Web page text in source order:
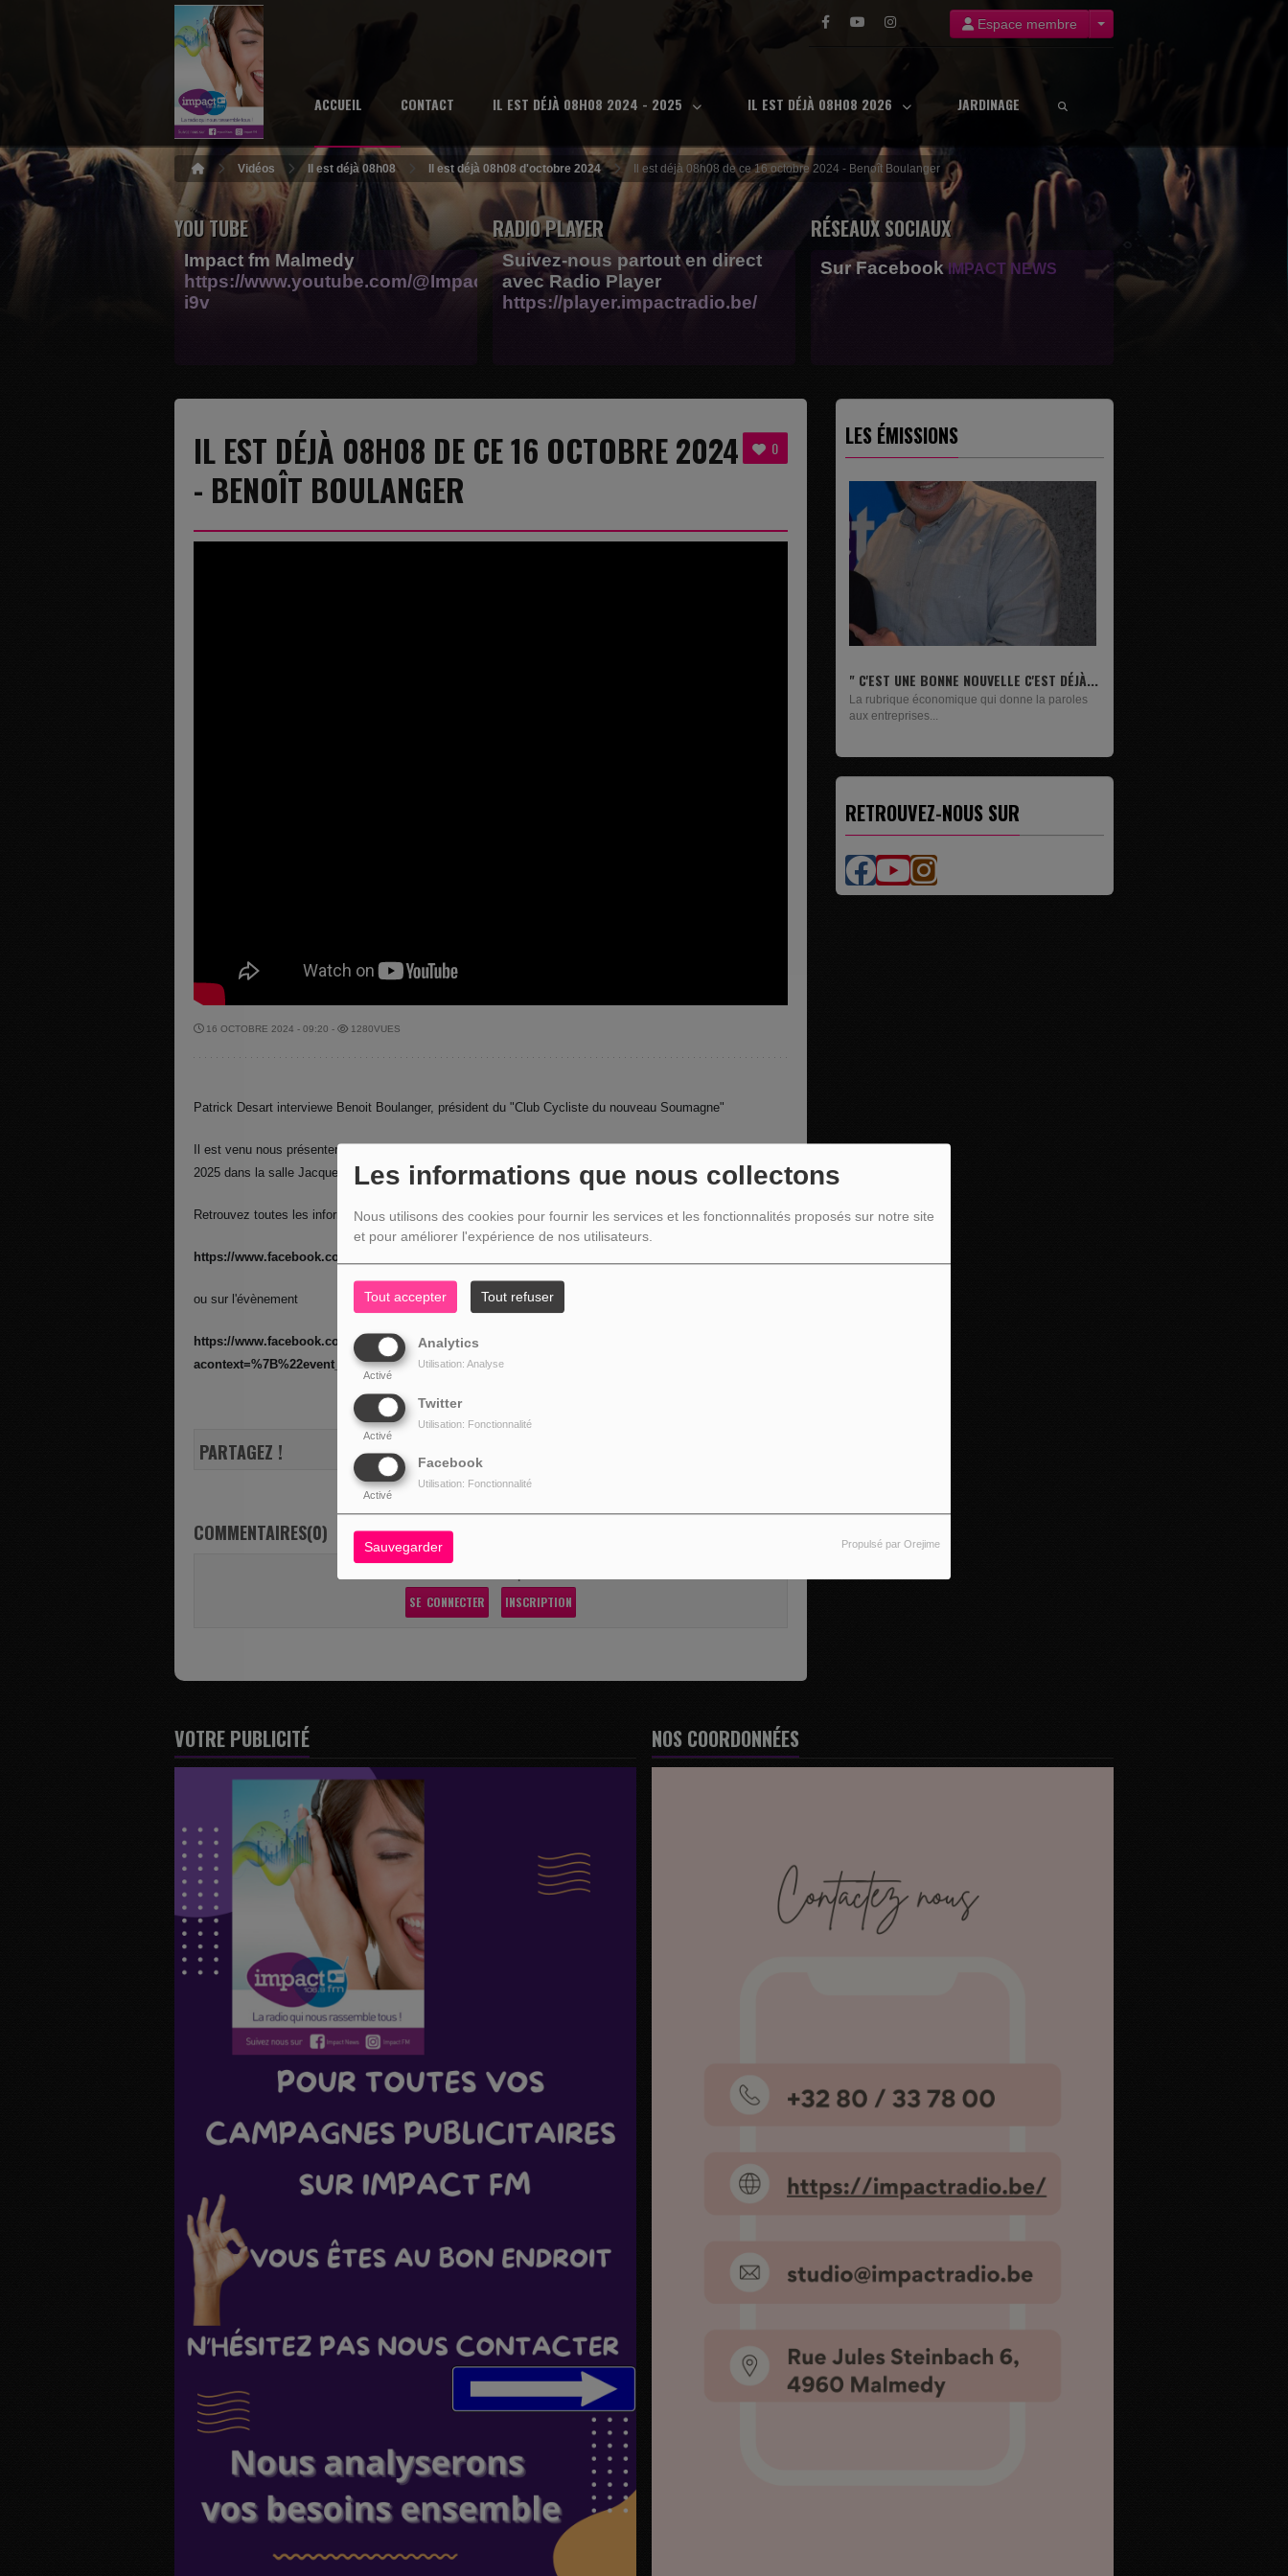
Les informations que nous collectons
Nous utilisons des cookies pour fournir les services et les fonctionnalités proposés sur notre site
et pour améliorer l'expérience de nos utilisateurs.
Tout accepter Tout refuser
Analytics
Activé
Utilisation: Analyse
Twitter
Activé
Utilisation: Fonctionnalité
Facebook
Activé
Utilisation: Fonctionnalité
Sauvegarder Propulsé par Orejime
Espace membre
ACCUEIL CONTACT IL EST DÉJÀ 08H08 2024 - 2025 IL EST DÉJÀ 08H08 2026 JARDINAGE
Vidéos Il est déjà 08h08 Il est déjà 08h08 d'octobre 2024 Il est déjà 08h08 de ce 16 octobre 2024 - Benoît Boulanger
YOU TUBE
Impact fm Malmedy
https://www.youtube.com/@Impactfm-
i9v
RADIO PLAYER
Suivez-nous partout en direct
avec Radio Player
https://player.impactradio.be/
RÉSEAUX SOCIAUX
Sur Facebook IMPACT NEWS
0
IL EST DÉJÀ 08H08 DE CE 16 OCTOBRE 2024
- BENOÎT BOULANGER
16 OCTOBRE 2024 - 09:20 - 1280VUES
Patrick Desart interviewe Benoit Boulanger, président du "Club Cycliste du nouveau Soumagne"
Il est venu nous présenter le spectacle "Olivier Laurent chante Brel" qui se déroulera le samedi 4 janvier
2025 dans la salle Jacques Stotzem à Dison.
Retrouvez toutes les informations sur la page fb :
https://www.facebook.com/groups/417637405038370
ou sur l'évènement
https://www.facebook.com/events/3218849698251434?
acontext=%7B%22event_action_history%22%3A[%7B%22surface%22%3A%22group%22%7D]%7D
PARTAGEZ !
COMMENTAIRES(0)
SE CONNECTER INSCRIPTION
LES ÉMISSIONS
" C'EST UNE BONNE NOUVELLE C'EST DÉJÀ... LIVRES
Un lundi sur deux, Maxime Janssens vous
présente les livres de...
RETROUVEZ-NOUS SUR
VOTRE PUBLICITÉ NOS COORDONNÉES